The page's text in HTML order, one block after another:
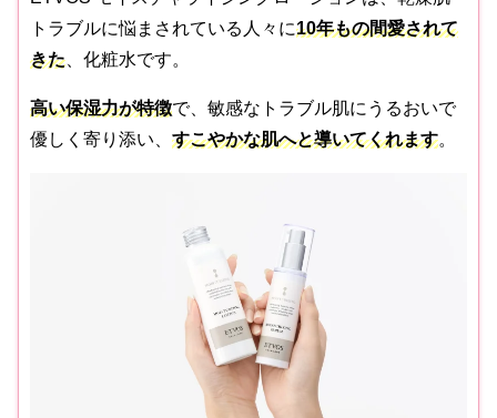
トラブルに悩まされている人々に10年もの間愛されて
きた 、化粧水です。
高い保湿力が特徴で、敏感なトラブル肌にうるおいで
優しく寄り添い、 すこやかな肌へと導いてくれます。